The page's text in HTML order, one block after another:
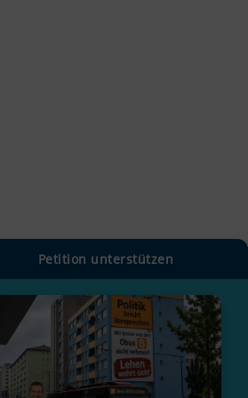
Petition unterstützen